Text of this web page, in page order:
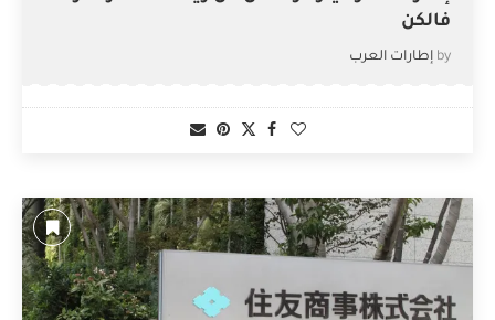
فالكن
by إطارات العرب